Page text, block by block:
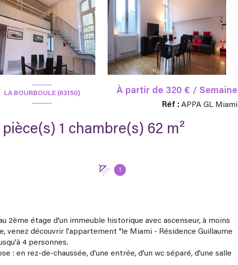
LA BOURBOULE (63150)
Appartement 2 pièce(s) 1 chambre(s) 62 m²
1
À partir de 320 € / Semaine
Réf : APPA GL Miami
2ème étage d'un immeuble historique avec ascenseur, à moins
venez découvrir l'appartement "le Miami - Résidence Guillaume
4 personnes.
: en rez-de-chaussée, d'une entrée, d'un wc séparé, d'une salle